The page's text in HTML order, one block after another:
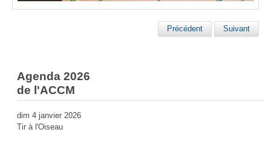
Précédent Suivant
Agenda 2026
de l'ACCM
dim 4 janvier 2026
Tir à l'Oiseau